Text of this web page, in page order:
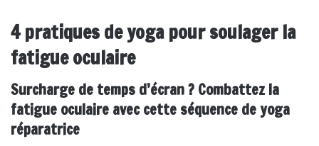
4 pratiques de yoga pour soulager la
fatigue oculaire
Surcharge de temps d’écran ? Combattez la
fatigue oculaire avec cette séquence de yoga
réparatrice